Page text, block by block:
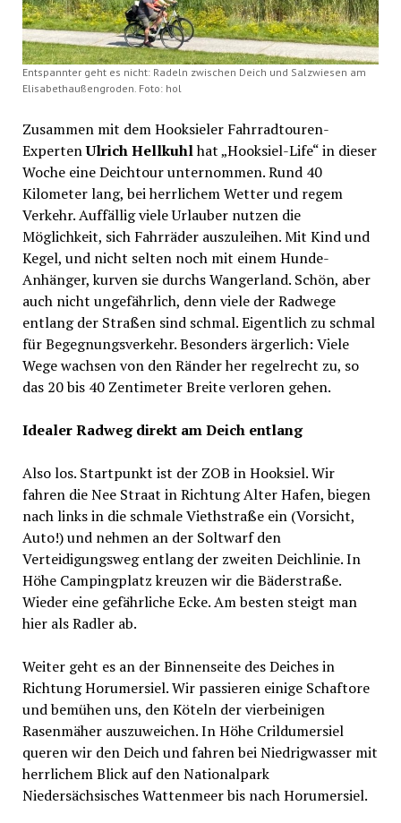
Entspannter geht es nicht: Radeln zwischen Deich und Salzwiesen am
Elisabethaußengroden. Foto: hol
Zusammen mit dem Hooksieler Fahrradtouren-
ExpertenUlrich Hellkuhlhat „Hooksiel-Life“ in dieser
Woche eine Deichtour unternommen. Rund 40
Kilometer lang, bei herrlichem Wetter und regem
Verkehr. Auffällig viele Urlauber nutzen die
Möglichkeit, sich Fahrräder auszuleihen. Mit Kind und
Kegel, und nicht selten noch mit einem Hunde-
Anhänger, kurven sie durchs Wangerland. Schön, aber
auch nicht ungefährlich, denn viele der Radwege
entlang der Straßen sind schmal. Eigentlich zu schmal
für Begegnungsverkehr. Besonders ärgerlich: Viele
Wege wachsen von den Ränder her regelrecht zu, so
das 20 bis 40 Zentimeter Breite verloren gehen.
Idealer Radweg direkt am Deich entlang
Also los. Startpunkt ist der ZOB in Hooksiel. Wir
fahren die Nee Straat in Richtung Alter Hafen, biegen
nach links in die schmale Viethstraße ein (Vorsicht,
Auto!) und nehmen an der Soltwarf den
Verteidigungsweg entlang der zweiten Deichlinie. In
Höhe Campingplatz kreuzen wir die Bäderstraße.
Wieder eine gefährliche Ecke. Am besten steigt man
hier als Radler ab.
Weiter geht es an der Binnenseite des Deiches in
Richtung Horumersiel. Wir passieren einige Schaftore
und bemühen uns, den Köteln der vierbeinigen
Rasenmäher auszuweichen. In Höhe Crildumersiel
queren wir den Deich und fahren bei Niedrigwasser mit
herrlichem Blick auf den Nationalpark
Niedersächsisches Wattenmeer bis nach Horumersiel.